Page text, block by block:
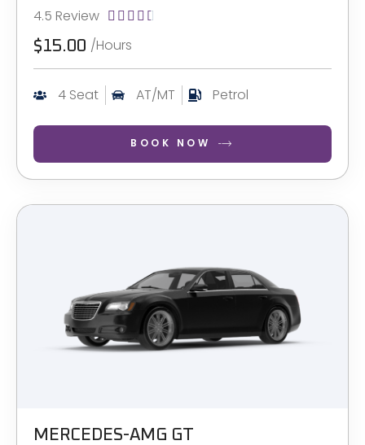
4.5 Review     
$15.00 /Hours
4 Seat AT/MT Petrol
BOOK NOW
MERCEDES-AMG GT